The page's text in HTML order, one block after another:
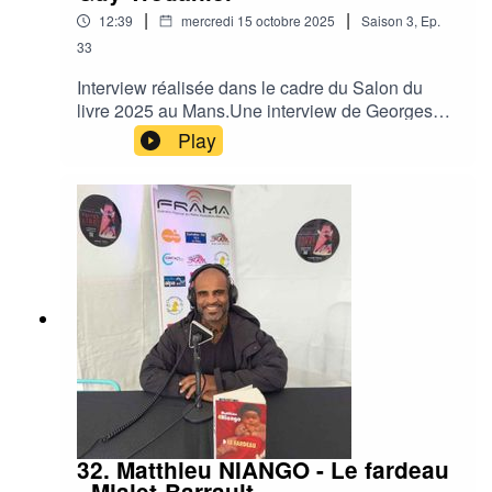
12:39 | mercredi 15 octobre 2025 | Saison 3, Ep.
33
Interview réalisée dans le cadre du Salon du
livre 2025 au Mans.Une interview de Georges
FENECH pour Hermine chez Guy Trédaniel par
Éric Lucas de Fréquence Sillé.Plateau en direct
sur le stand de la FRAMA : Fédération
Régionale des Radios Associatives Maine
Anjou.Site : Radio Ornithorynque, Radio Alpa,
Radio Prévert, Fréquence SilléRéseaux sociaux
: Radio ORNITHORYNQUE, Radio Alpa 107.3
Le Mans, Radio Prévert sud-Sarthe, Fréquence
Sillé 97.9FM et Cartables FM 93.3
Play
32. Matthieu NIANGO - Le fardeau